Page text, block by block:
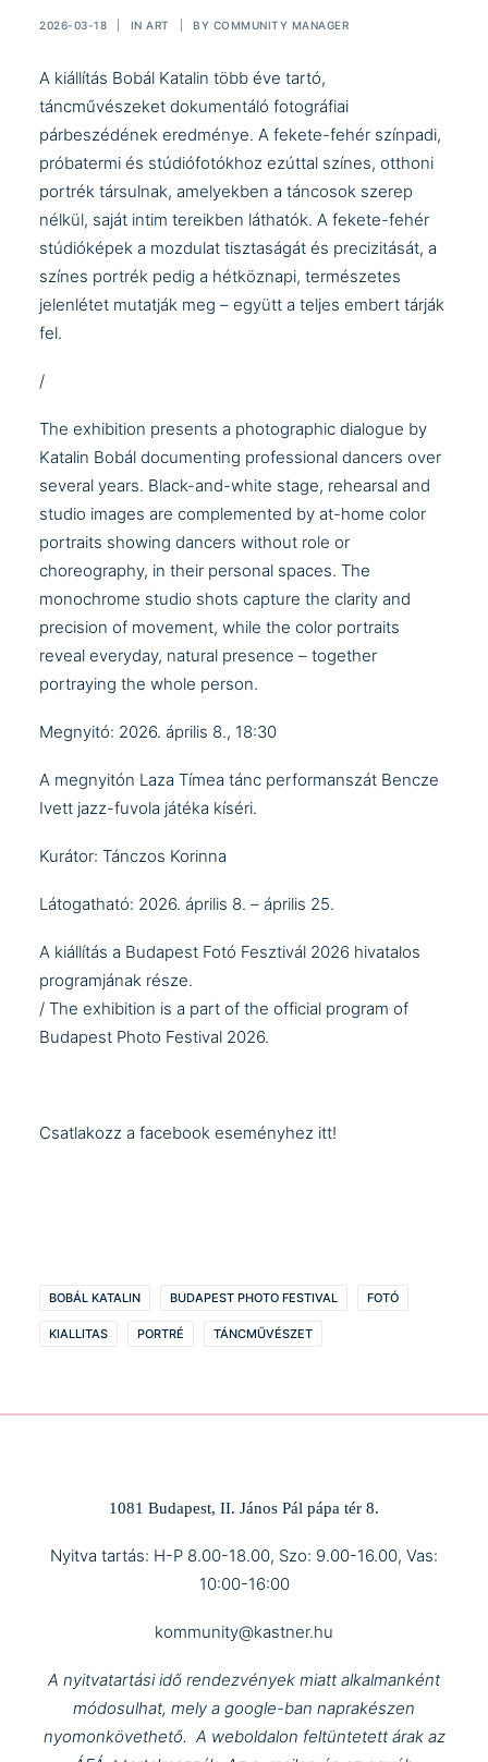
2026-03-18 IN ART BY COMMUNITY MANAGER
A kiállítás Bobál Katalin több éve tartó,
táncművészeket dokumentáló fotográfiai
párbeszédének eredménye. A fekete-fehér színpadi,
próbatermi és stúdiófotókhoz ezúttal színes, otthoni
portrék társulnak, amelyekben a táncosok szerep
nélkül, saját intim tereikben láthatók. A fekete-fehér
stúdióképek a mozdulat tisztaságát és precizitását, a
színes portrék pedig a hétköznapi, természetes
jelenlétet mutatják meg – együtt a teljes embert tárják
fel.
/
The exhibition presents a photographic dialogue by
Katalin Bobál documenting professional dancers over
several years. Black-and-white stage, rehearsal and
studio images are complemented by at-home color
portraits showing dancers without role or
choreography, in their personal spaces. The
monochrome studio shots capture the clarity and
precision of movement, while the color portraits
reveal everyday, natural presence – together
portraying the whole person.
Megnyitó: 2026. április 8., 18:30
A megnyitón Laza Tímea tánc performanszát Bencze
Ivett jazz-fuvola játéka kíséri.
Kurátor: Tánczos Korinna
Látogatható: 2026. április 8. – április 25.
A kiállítás a Budapest Fotó Fesztivál 2026 hivatalos
programjának része.
/ The exhibition is a part of the official program of
Budapest Photo Festival 2026.
Csatlakozz a facebook eseményhez itt!
BOBÁL KATALIN BUDAPEST PHOTO FESTIVAL FOTÓ
KIALLITAS PORTRÉ TÁNCMŰVÉSZET
1081 Budapest, II. János Pál pápa tér 8.
Nyitva tartás: H-P 8.00-18.00, Szo: 9.00-16.00, Vas:
10:00-16:00
kommunity@kastner.hu
A nyitvatartási idő rendezvények miatt alkalmanként
módosulhat, mely a google-ban naprakészen
nyomonkövethető. A weboldalon feltüntetett árak az